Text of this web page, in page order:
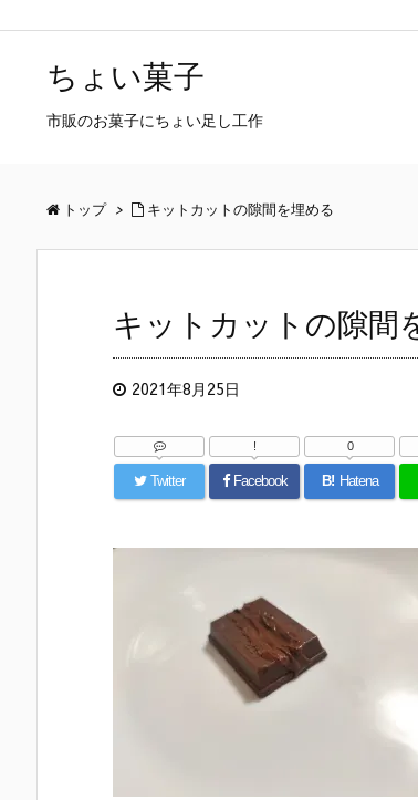
ちょい菓子
市販のお菓子にちょい足し工作
トップ > キットカットの隙間を埋める
キットカットの隙間
2021年8月25日
Twitter Facebook
!
B! Hatena
0